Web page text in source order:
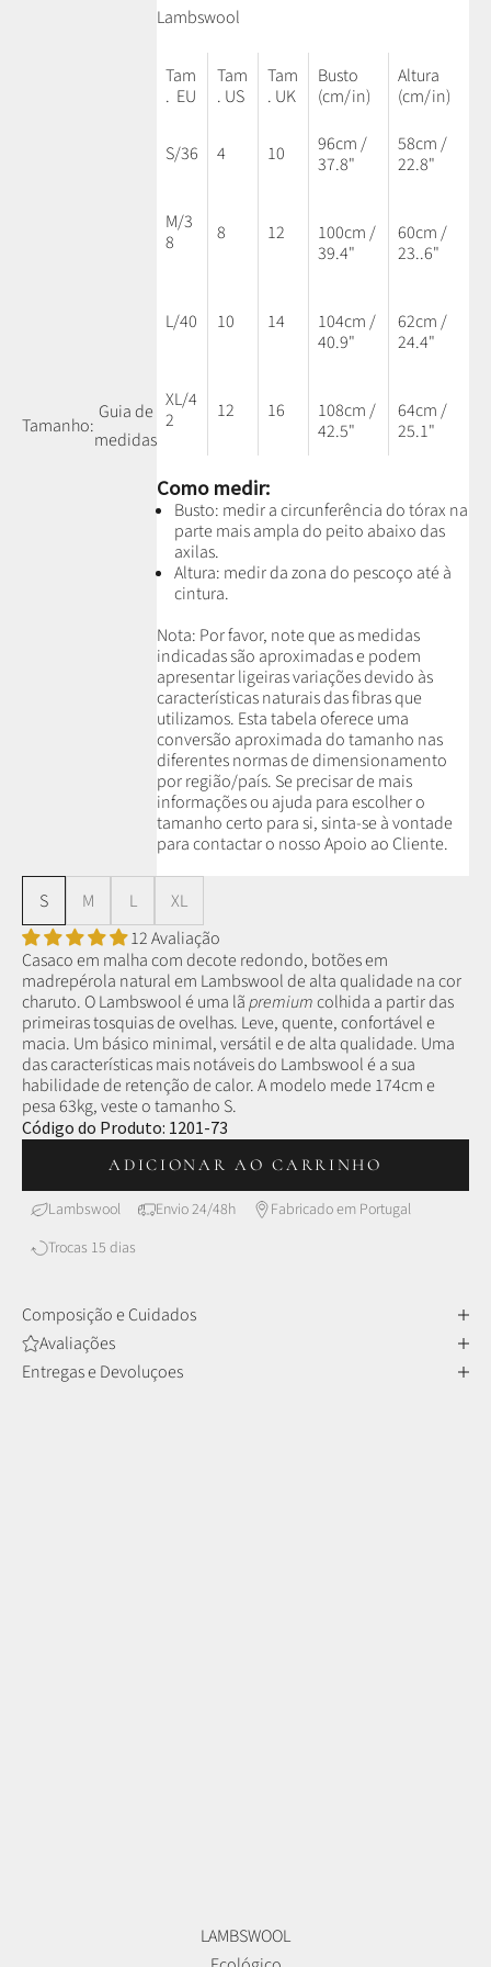
Tamanho:
Guia de
medidas
Lambswool
Tam
. EU
Tam
. US
Tam
. UK
Busto
(cm/in)
Altura
(cm/in)
S/36 4 10
96cm /
37.8"
58cm /
22.8"
M/3
8
8 12
100cm /
39.4"
60cm /
23..6"
L/40 10 14
104cm /
40.9"
62cm /
24.4"
XL/4
2
12 16
108cm /
42.5"
64cm /
25.1"
Como medir:
Busto: medir a circunferência do tórax na
parte mais ampla do peito abaixo das
axilas.
Altura: medir da zona do pescoço até à
cintura.
Nota: Por favor, note que as medidas
indicadas são aproximadas e podem
apresentar ligeiras variações devido às
características naturais das fibras que
utilizamos. Esta tabela oferece uma
conversão aproximada do tamanho nas
diferentes normas de dimensionamento
por região/país. Se precisar de mais
informações ou ajuda para escolher o
tamanho certo para si, sinta-se à vontade
para contactar o nosso Apoio ao Cliente.
S M L
XL
12 Avaliação
Casaco em malha com decote redondo, botões em
madrepérola natural em Lambswool de alta qualidade na cor
charuto. O Lambswool é uma lãpremiumcolhida a partir das
primeiras tosquias de ovelhas. Leve, quente, confortável e
macia. Um básico minimal, versátil e de alta qualidade. Uma
das características mais notáveis do Lambswool é a sua
habilidade de retenção de calor.A modelo mede 174cm e
pesa 63kg, veste o tamanho S.
Código do Produto: 1201-73
ADICIONAR AO CARRINHO
Lambswool Envio 24/48h
Fabricado em Portugal
Trocas 15 dias
Composição e Cuidados
Avaliações
Entregas e Devoluçoes
LAMBSWOOL